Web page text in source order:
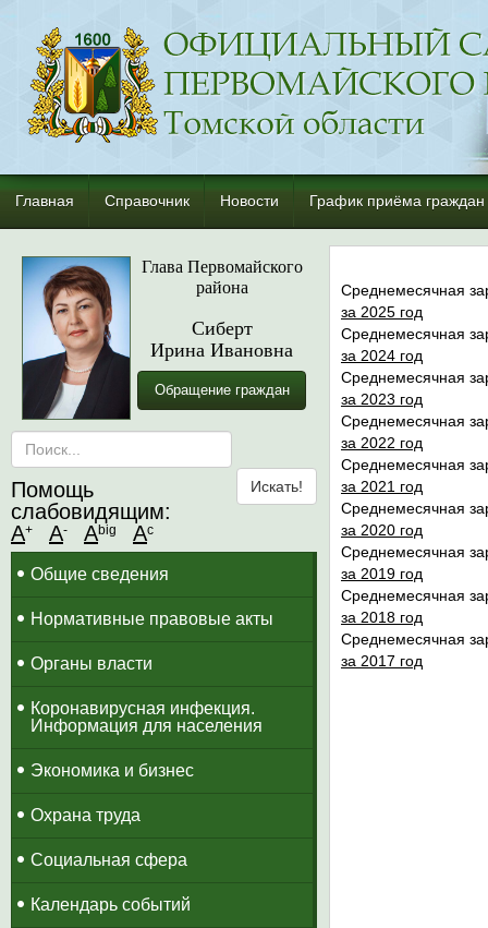
Главная Справочник Новости График приёма граждан
Глава Первомайского
района
Сиберт
Ирина Ивановна
Обращение граждан
Помощь
слабовидящим:
A+ A- Abig Ac
Общие сведения
Нормативные правовые акты
Органы власти
Коронавирусная инфекция.
Информация для населения
Экономика и бизнес
Охрана труда
Социальная сфера
Календарь событий
Среднемесячная
за 2025 год
Среднемесячная
за 2024 год
Среднемесячная
за 2023 год
Среднемесячная
за 2022 год
Среднемесячная
за 2021 год
Среднемесячная
за 2020 год
Среднемесячная
за 2019 год
Среднемесячная
за 2018 год
Среднемесячная
за 2017 год